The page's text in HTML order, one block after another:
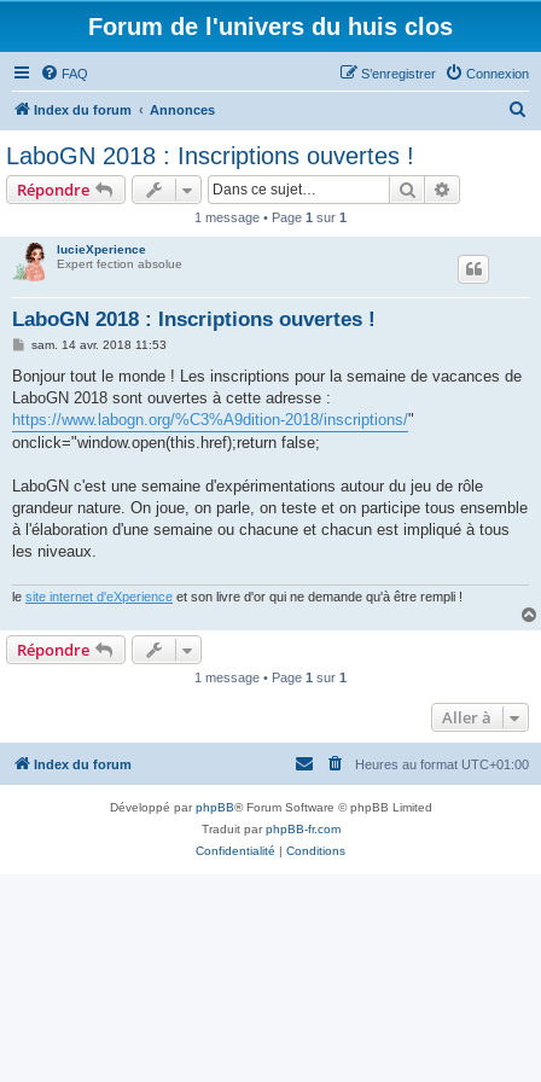
Forum de l'univers du huis clos
FAQ Connexion
S’enregistrer
Index du forum Annonces
LaboGN 2018 : Inscriptions ouvertes !
Répondre Rechercher
1 message • Page 1 sur 1
lucieXperience
Expert fection absolue
LaboGN 2018 : Inscriptions ouvertes !
M
s
a
g
e
sam. 14 avr. 2018 11:53
Bonjour tout le monde ! Les inscriptions pour la semaine de vacances de
LaboGN 2018 sont ouvertes à cette adresse :
https://www.labogn.org/%C3%A9dition-2018/inscriptions/"
onclick="window.open(this.href);return false;
LaboGN c'est une semaine d'expérimentations autour du jeu de rôle
grandeur nature. On joue, on parle, on teste et on participe tous ensemble
à l'élaboration d'une semaine ou chacune et chacun est impliqué à tous
les niveaux.
le site internet d'eXperience et son livre d'or qui ne demande qu'à être rempli !
Répondre
1 message • Page 1 sur 1
Aller à
Index du forum Heures au format UTC+01:00
Développé parphpBB® Forum Software © phpBB Limited
Traduit parphpBB-fr.com
Confidentialité | Conditions